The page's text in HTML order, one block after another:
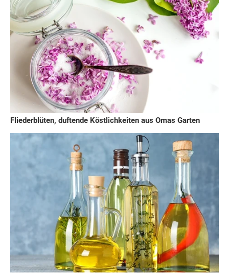
Fliederblüten, duftende Köstlichkeiten aus Omas Garten